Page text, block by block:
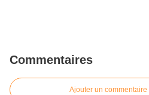
Commentaires
Ajouter un commentaire